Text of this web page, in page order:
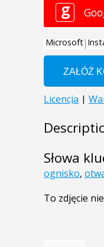
Słowa
ognisko,
To zdjęcie